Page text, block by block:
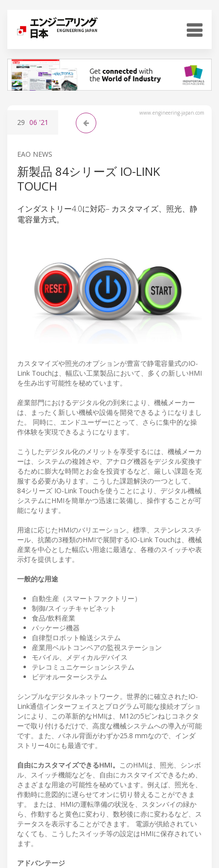
www.engineering-japan.com
29 06 '21
EAO NEWS
新製品 84シリーズ IO-LINK
TOUCH
インダストリー4.0に対応– カスタマイズ、照光、静
電容量方式。
カスタマイズや照光のオプションが豊富で静電容量式のIO-
Link Touchは、幅広い工業製品において、多くの新しいHMI
を生み出す可能性を秘めています。
産業部門におけるデジタル化の到来により、機械メーカー
は、まったく新しい機械や設備を開発できるようになりまし
た。 同時に、エンドユーザーにとって、さらに集中的な操
作体験を実現できるようになります。
こうしたデジタル化のメリットを享受するには、機械メーカ
ーは、システムの複雑さや、アナログ機器をデジタル変換す
るために膨大な時間とお金を投資するなど、厳しい課題を克
服する必要があります。こうした課題解決の一つとして、
84シリーズ IO-Link Touchを使うことにより、デジタル機械
システムにHMIを簡単かつ迅速に装備し、操作することが可
能になります。
用途に応じたHMIのバリエーション。標準、ステンレススチ
ール、抗菌の3種類のHMIで展開するIO-Link Touchは、機械
産業を中心とした幅広い用途に最適な、各種のスイッチや表
示灯を提供します。
一般的な用途
自動生産（スマートファクトリー）
制御/スイッチキャビネット
食品/飲料産業
パッケージ機器
自律型ロボット輸送システム
産業用ベルトコンベアの監視ステーション
モバイル、メディカルデバイス
テレコミュニケーションシステム
ビデオルーターシステム
シンプルなデジタルネットワーク。世界的に確立されたIO-
Link通信インターフェイスとプログラム可能な接続オプショ
ンにより、この革新的なHMIは、M12の5ピンねじコネクタ
ーで取り付けるだけで、高度な機械システムへの導入が可能
です。また、パネル背面がわずか25.8 mmなので、インダ
ストリー4.0にも最適です。
自由にカスタマイズできるHMI。 このHMIは、照光、シンボ
ル、スイッチ機能などを、自由にカスタマイズできるため、
さまざまな用途の可能性を秘めています。例えば、照光を、
作動時に意図的に遅らせてオンに切り替えることができま
す。 または、HMIの運転準備の状況を、スタンバイの緑か
ら、作動すると黄色に変わり、数秒後に赤に変わるなど、ス
テータスを表示することができます。 電源が供給されてい
なくても、こうしたスイッチ等の設定はHMIに保存されてい
ます。
アドバンテージ